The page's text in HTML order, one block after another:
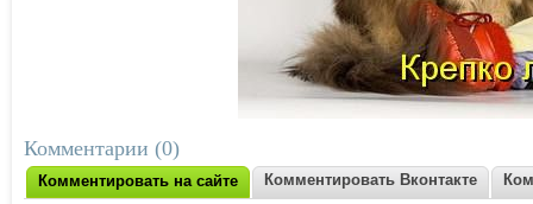
Комментарии (0)
Комментировать на сайте Комментировать Вконтакте